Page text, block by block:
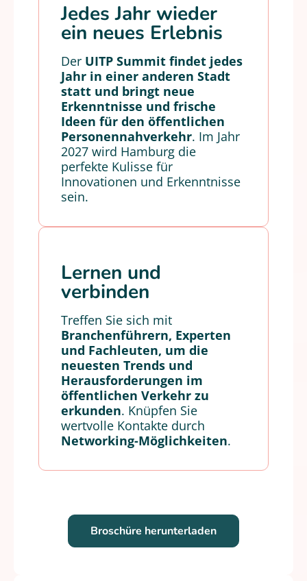
Jedes Jahr wieder
ein neues Erlebnis
Der UITP Summit findet jedes
Jahr in einer anderen Stadt
statt und bringt neue
Erkenntnisse und frische
Ideen für den öffentlichen
Personennahverkehr. Im Jahr
2027 wird Hamburg die
perfekte Kulisse für
Innovationen und Erkenntnisse
sein.
Lernen und
verbinden
Treffen Sie sich mit
Branchenführern, Experten
und Fachleuten, um die
neuesten Trends und
Herausforderungen im
öffentlichen Verkehr zu
erkunden. Knüpfen Sie
wertvolle Kontakte durch
Networking-Möglichkeiten.
Broschüre herunterladen